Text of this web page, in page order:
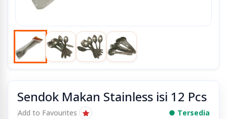
Sendok Makan Stainless isi 12 Pcs
Add to Favourites
● Tersedia